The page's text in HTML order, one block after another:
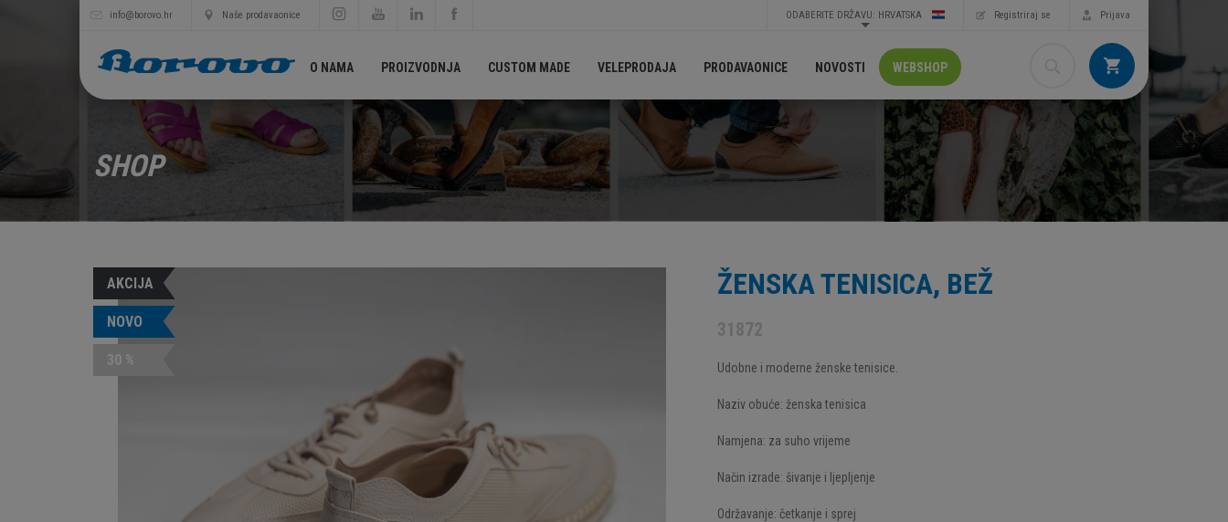
info@borovo.hr Naše prodavaonice Prijava
Registriraj se
ODABERITE DRŽAVU: HRVATSKA
O NAMA PROIZVODNJA CUSTOM MADE VELEPRODAJA PRODAVAONICE NOVOSTI WEBSHOP
SHOP
AKCIJA
NOVO
30 %
ŽENSKA TENISICA, BEŽ
31872
Udobne i moderne ženske tenisice.
Naziv obuće: ženska tenisica
Namjena: za suho vrijeme
Način izrade: šivanje i ljepljenje
Održavanje: četkanje i sprej